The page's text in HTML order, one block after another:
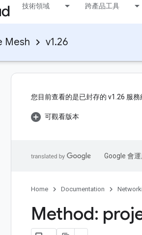
技術領域 跨產品工具
Mesh v1.26
您目前查看的是已封存的 v1.26 服務
可觀看版本
Google 會
Home Documentation
Method: